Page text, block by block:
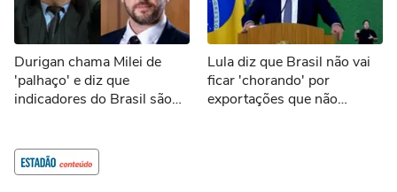
Durigan chama Milei de
'palhaço' e diz que
indicadores do Brasil são
Lula diz que Brasil não vai
ficar 'chorando' por
exportações que não